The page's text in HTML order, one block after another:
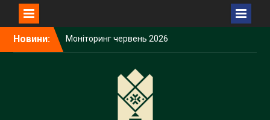
Новини:
Моніторинг червень 2026
року (інститути,
Інформаційний
моніторинг виховних
акцій з національно-
патріотичного виховання